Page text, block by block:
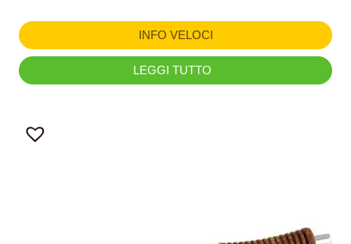
INFO VELOCI
LEGGI TUTTO